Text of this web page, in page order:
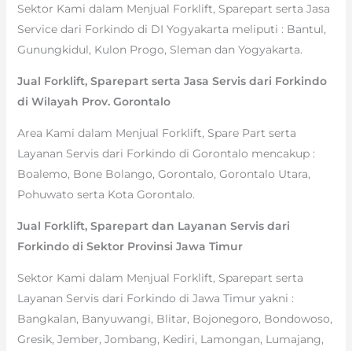
Sektor Kami dalam Menjual Forklift, Sparepart serta Jasa
Service dari Forkindo di DI Yogyakarta meliputi : Bantul,
Gunungkidul, Kulon Progo, Sleman dan Yogyakarta.
Jual Forklift, Sparepart serta Jasa Servis dari Forkindo
di Wilayah Prov. Gorontalo
Area Kami dalam Menjual Forklift, Spare Part serta
Layanan Servis dari Forkindo di Gorontalo mencakup :
Boalemo, Bone Bolango, Gorontalo, Gorontalo Utara,
Pohuwato serta Kota Gorontalo.
Jual Forklift, Sparepart dan Layanan Servis dari
Forkindo di Sektor Provinsi Jawa Timur
Sektor Kami dalam Menjual Forklift, Sparepart serta
Layanan Servis dari Forkindo di Jawa Timur yakni :
Bangkalan, Banyuwangi, Blitar, Bojonegoro, Bondowoso,
Gresik, Jember, Jombang, Kediri, Lamongan, Lumajang,